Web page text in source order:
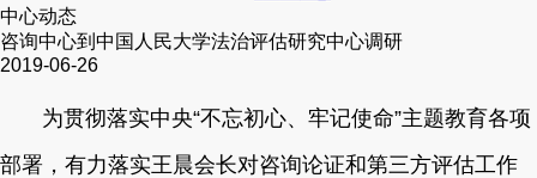
中心动态
咨询中心到中国人民大学法治评估研究中心调研
2019-06-26
为贯彻落实中央“不忘初心、牢记使命”主题教育各项
部署，有力落实王晨会长对咨询论证和第三方评估工作